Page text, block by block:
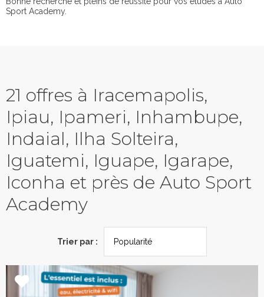
Sport Academy.
21 offres à Iracemapolis,
Ipiau, Ipameri, Inhambupe,
Indaial, Ilha Solteira,
Iguatemi, Iguape, Igarape,
Iconha et près de Auto Sport
Academy
Trier par :